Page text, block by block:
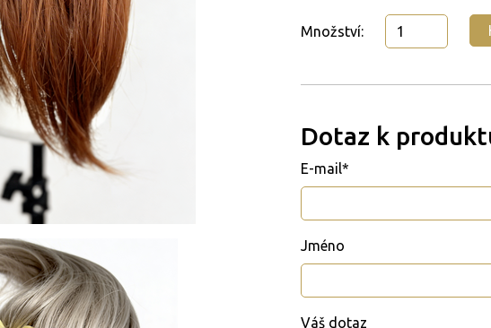
Množství:
Dotaz k
E-mail*
Jméno
Váš dotaz